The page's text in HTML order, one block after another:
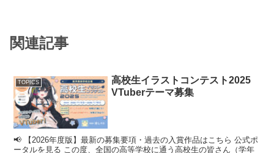
関連記事
TOPICS
高校生イラストコンテスト2025
VTuberテーマ募集
📢 【2026年度版】最新の募集要項・過去の入賞作品はこちら 公式ポ
ータルを見る この度、全国の高等学校に通う高校生の皆さん（学年